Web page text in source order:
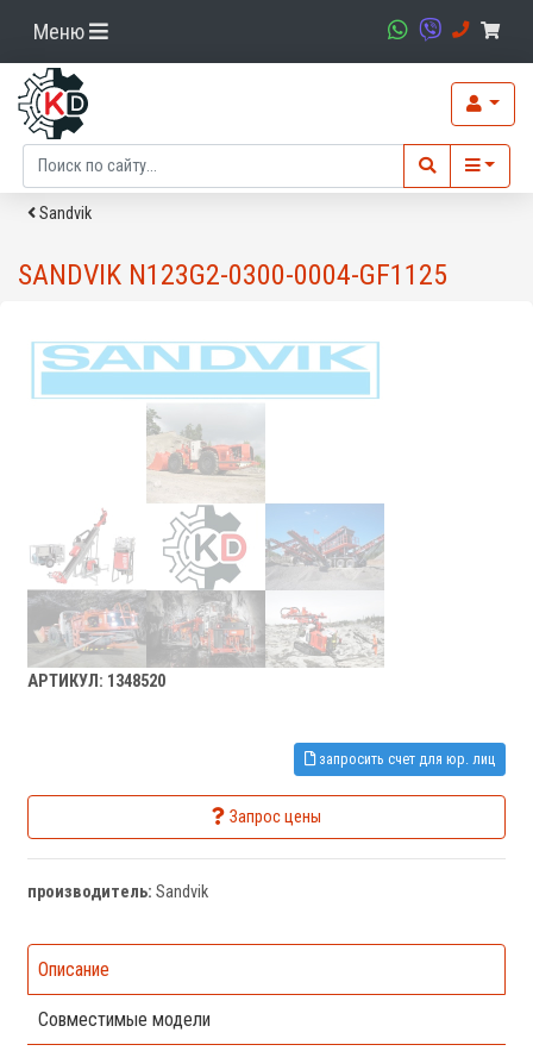
Меню
Sandvik
SANDVIK N123G2-0300-0004-GF1125
АРТИКУЛ: 1348520
запросить счет для юр. лиц
Запрос цены
производитель: Sandvik
Описание
Совместимые модели